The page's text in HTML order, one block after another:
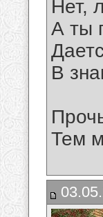
Нет,
А ты
В
Тем